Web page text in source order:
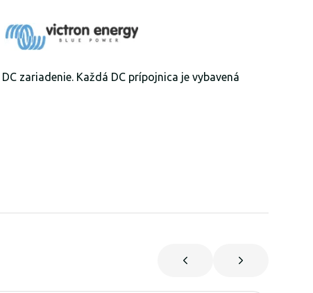
zariadenie. Každá DC prípojnica je vybavená